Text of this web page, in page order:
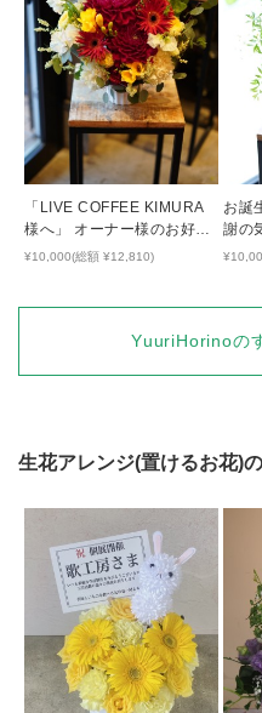
「LIVE COFFEE KIMURA
様へ」 オーナー様のお好き
な色でおつくりしたリニュ
¥10,000(総額 ¥12,810)
お誕
謝の
りし
YuuriHorinoの
生花アレンジ(置けるお花)